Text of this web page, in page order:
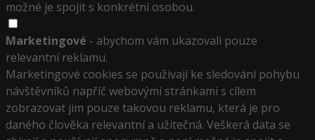
možné je spojit s konkrétní osobou.
Marketingové - abychom vám ukazovali pouze
relevantní reklamu.
Marketingové cookies se používají ke sledování pohybu
návštěvníků napříč webovými stránkami s cílem
zobrazovat jim pouze takovou reklamu, která je pro
daného člověka relevantní a užitečná. Veškerá data se